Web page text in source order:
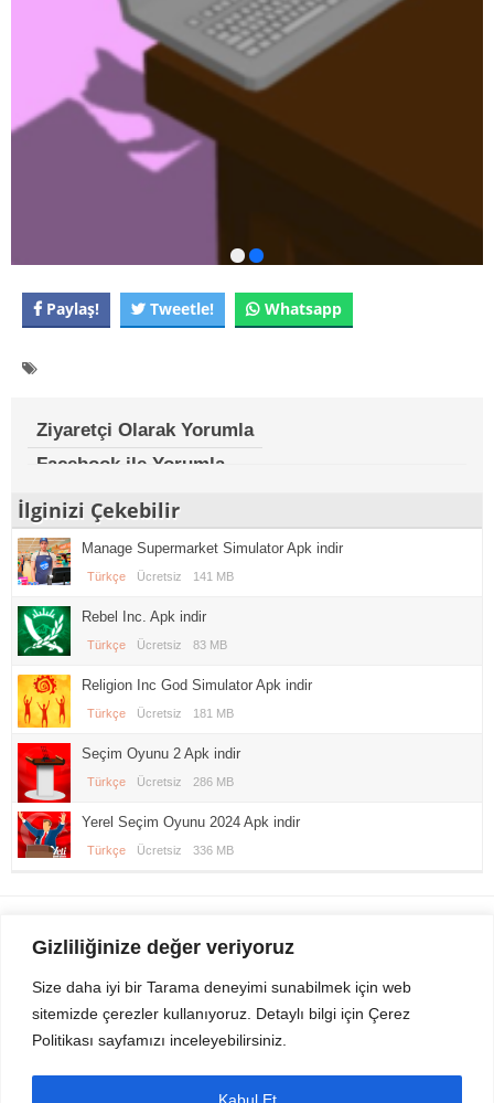
Gizliliğinize değer veriyoruz
Size daha iyi bir Tarama deneyimi sunabilmek için web
sitemizde çerezler kullanıyoruz. Detaylı bilgi için Çerez
Politikası sayfamızı inceleyebilirsiniz.
Kabul Et
Paylaş! Tweetle! Whatsapp
Ziyaretçi Olarak Yorumla
Facebook ile Yorumla
İlginizi Çekebilir
Manage Supermarket Simulator Apk indir
Türkçe Ücretsiz 141 MB
Rebel Inc. Apk indir
Türkçe Ücretsiz 83 MB
Religion Inc God Simulator Apk indir
Türkçe Ücretsiz 181 MB
Seçim Oyunu 2 Apk indir
Türkçe Ücretsiz 286 MB
Yerel Seçim Oyunu 2024 Apk indir
Türkçe Ücretsiz 336 MB
Gezi Seyahat indirvip apk
Sitemizden Son sürüm Program, Android Uygulama, Android Oyun, Apk
Dosyalarını indirip güvenle bilgisayar ve cep telefonlarınızda kullanabilirsiniz.